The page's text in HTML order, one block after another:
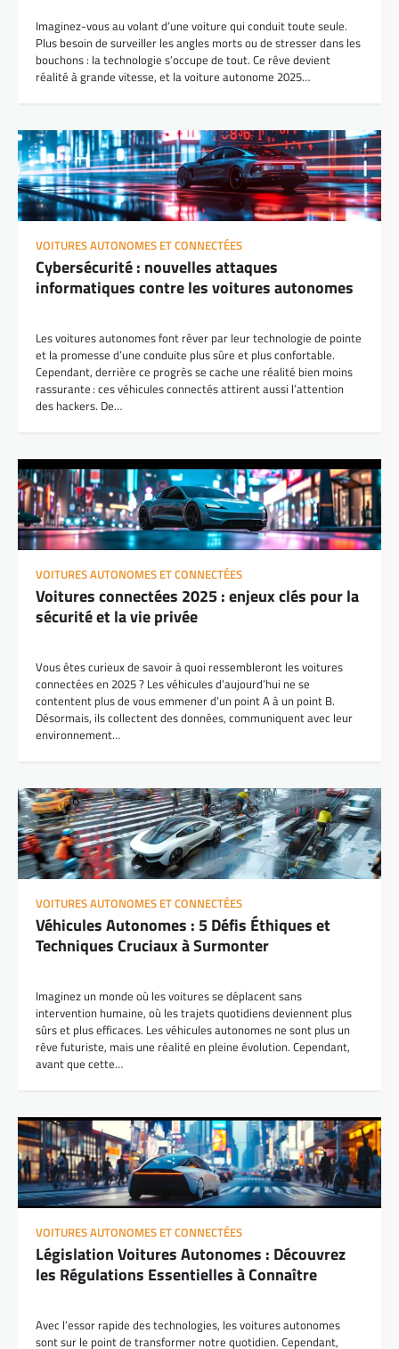
Imaginez-vous au volant d’une voiture qui conduit toute seule.
Plus besoin de surveiller les angles morts ou de stresser dans les
bouchons : la technologie s’occupe de tout. Ce rêve devient
réalité à grande vitesse, et la voiture autonome 2025…
VOITURES AUTONOMES ET CONNECTÉES
Cybersécurité : nouvelles attaques
informatiques contre les voitures autonomes
Les voitures autonomes font rêver par leur technologie de pointe
et la promesse d’une conduite plus sûre et plus confortable.
Cependant, derrière ce progrès se cache une réalité bien moins
rassurante : ces véhicules connectés attirent aussi l’attention
des hackers. De…
VOITURES AUTONOMES ET CONNECTÉES
Voitures connectées 2025 : enjeux clés pour la
sécurité et la vie privée
Vous êtes curieux de savoir à quoi ressembleront les voitures
connectées en 2025 ? Les véhicules d’aujourd’hui ne se
contentent plus de vous emmener d’un point A à un point B.
Désormais, ils collectent des données, communiquent avec leur
environnement…
VOITURES AUTONOMES ET CONNECTÉES
Véhicules Autonomes : 5 Défis Éthiques et
Techniques Cruciaux à Surmonter
Imaginez un monde où les voitures se déplacent sans
intervention humaine, où les trajets quotidiens deviennent plus
sûrs et plus efficaces. Les véhicules autonomes ne sont plus un
rêve futuriste, mais une réalité en pleine évolution. Cependant,
avant que cette…
VOITURES AUTONOMES ET CONNECTÉES
Législation Voitures Autonomes : Découvrez
les Régulations Essentielles à Connaître
Avec l’essor rapide des technologies, les voitures autonomes
sont sur le point de transformer notre quotidien. Cependant,